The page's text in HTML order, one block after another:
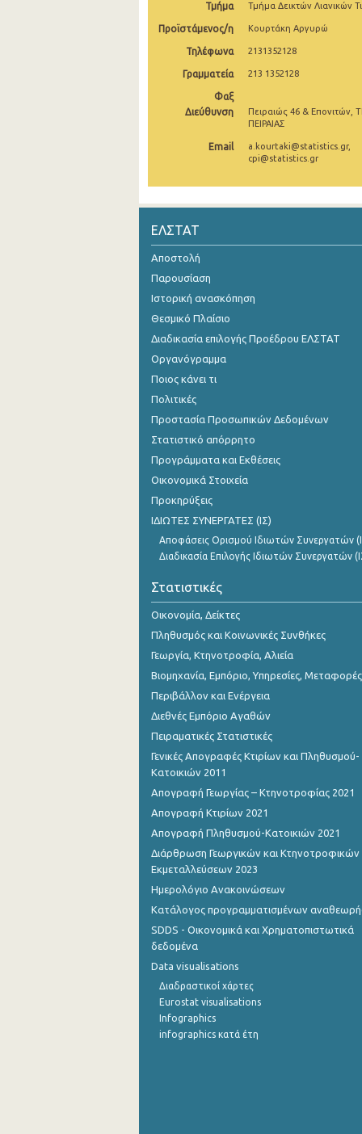
Ιανουαρίου 2025
Νοεμβρίου 2024
Οκτωβρίου 2024
Σεπτεμβρίου 2024
Αυγούστου 2024
Ιουλίου 2024
Μαΐου 2024
Απριλίου 2024
Μαρτίου 2024
Φεβρουαρίου 2024
Ιανουαρίου 2024
Νοεμβρίου 2023
Σεπτεμβρίου 2023
Αυγούστου 2023
Ιουλίου 2023
Μαΐου 2023
Απριλίου 2023
Μαρτίου 2023
Φεβρουαρίου 2023
Ιανουαρίου 2023
Δεκεμβρίου 2022
Νοεμβρίου 2022
Οκτωβρίου 2022
Σεπτεμβρίου 2022
Αυγούστου 2022
Ιουλίου 2022
Ιουνίου 2022
Μαΐου 2022
Απριλίου 2022
Μαρτίου 2022
Φεβρουαρίου 2022
Τμήμα Τμήμα Δεικτών Λιανικών
Προϊστάμενος/η Κουρτάκη Αργυρώ
Τηλέφωνα 2131352128
Γραμματεία 213 1352128
Φαξ
Διεύθυνση
Πειραιώς 46 & Επονιτών,
ΠΕΙΡΑΙΑΣ
Email
a.kourtaki@statistics.gr,
cpi@statistics.gr
ΕΛΣΤΑΤ
Αποστολή
Παρουσίαση
Ιστορική ανασκόπηση
Θεσμικό Πλαίσιο
Διαδικασία επιλογής Προέδρου ΕΛΣΤΑΤ
Οργανόγραμμα
Ποιος κάνει τι
Πολιτικές
Προστασία Προσωπικών Δεδομένων
Στατιστικό απόρρητο
Προγράμματα και Εκθέσεις
Οικονομικά Στοιχεία
Προκηρύξεις
ΙΔΙΩΤΕΣ ΣΥΝΕΡΓΑΤΕΣ (ΙΣ)
Αποφάσεις Ορισμού Ιδιωτών Συνεργατών
Διαδικασία Επιλογής Ιδιωτών Συνεργατών
Στατιστικές
Οικονομία, Δείκτες
Πληθυσμός και Κοινωνικές Συνθήκες
Γεωργία, Κτηνοτροφία, Αλιεία
Βιομηχανία, Εμπόριο, Υπηρεσίες, Μεταφορές
Περιβάλλον και Ενέργεια
Διεθνές Εμπόριο Αγαθών
Πειραματικές Στατιστικές
Γενικές Απογραφές Κτιρίων και Πληθυσμού-
Κατοικιών 2011
Απογραφή Γεωργίας – Κτηνοτροφίας 2021
Απογραφή Κτιρίων 2021
Απογραφή Πληθυσμού-Κατοικιών 2021
Διάρθρωση Γεωργικών και Κτηνοτροφικών
Εκμεταλλεύσεων 2023
Ημερολόγιο Ανακοινώσεων
Κατάλογος προγραμματισμένων
SDDS - Οικονομικά και Χρηματοπιστωτικά
δεδομένα
Data visualisations
Διαδραστικοί χάρτες
Eurostat visualisations
Infographics
infographics κατά έτη